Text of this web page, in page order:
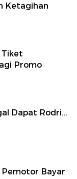
Ketagihan
Tiket
Promo
Dapat Rodri...
Pemotor Bayar